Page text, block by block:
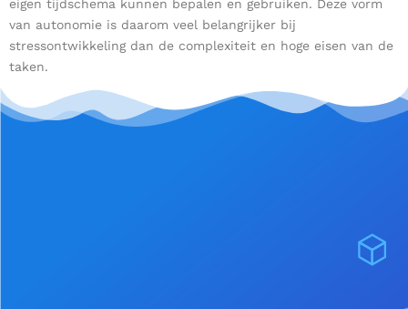
eigen tijdschema kunnen bepalen en gebruiken. Deze vorm
van autonomie is daarom veel belangrijker bij
stressontwikkeling dan de complexiteit en hoge eisen van de
taken.